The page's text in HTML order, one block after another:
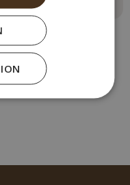
Read More